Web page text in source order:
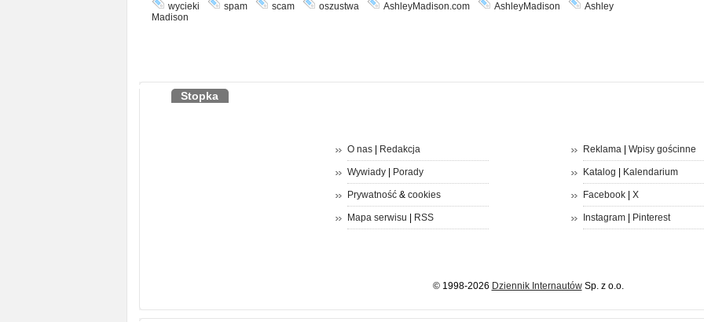
wycieki spam scam oszustwa AshleyMadison.com AshleyMadison
Ashley
Madison
Stopka
O nas| Redakcja
Wywiady| Porady
Prywatność& cookies
Mapa serwisu RSS
Reklama| Wpisy gościnne
Katalog Kalendarium
Facebook| X
Instagram| Pinterest
© 1998-2026 Dziennik InternautówSp. z o.o.